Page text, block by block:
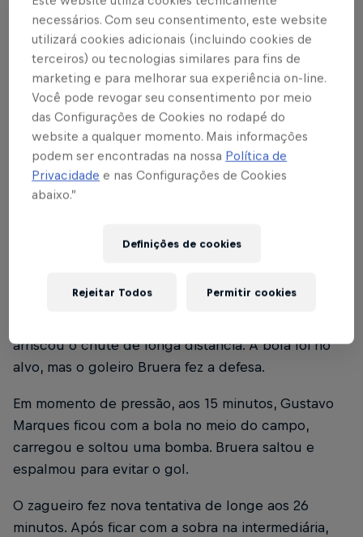
Na segunda etapa, logo no primeiro minuto,
Juninho Capixaba fez jogada pela esquerda e
achou passe para Rodriguinho por dentro. O camisa
20 dominou, puxou para a perna direita e bateu
para o gol. A bola passou com muito perigo
próxima à trave esquerda do goleiro e foi para fora.
Aos oito minutos, Eric Ramirez, atacante dos
adversários, dominou na faixa central da
do gol. Cleiton saltou e fez belíssima defesa para
Cinco minutos depois, Fernando fez ótima jogada
arriscou o chute de longa distância. A bola foi no
alvo, mas o goleiro Bruera fez a defesa.
Em momento de pressão, aos 15 minutos, Gustavo
Marques ficou com a bola no meio do campo,
carregou e soltou uma bomba. Bruera saltou e
espalmou para evitar o gol.
O zagueiro fez nova tentativa de longe aos 26
minutos. Após ficar com a sobra na intermediária,
necessários. Com seu consentimento, este website
utilizará cookies adicionais (incluindo cookies de
terceiros) ou tecnologias similares para fins de
marketing e para melhorar sua experiência on-line.
Você pode revogar seu consentimento por meio
das Configurações de Cookies no rodapé do
website a qualquer momento. Mais informações
podem ser encontradas na nossa Política de
Privacidade e nas Configurações de Cookies
abaixo.”
Definições de cookies
Rejeitar Todos Permitir cookies